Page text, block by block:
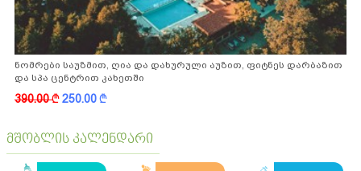
ნომრები საუზმით, ღია და დახურული აუზით, ფიტნეს დარბაზით
და სპა ცენტრით კახეთში
390.00k250.00k
მშობლის კალენდარი